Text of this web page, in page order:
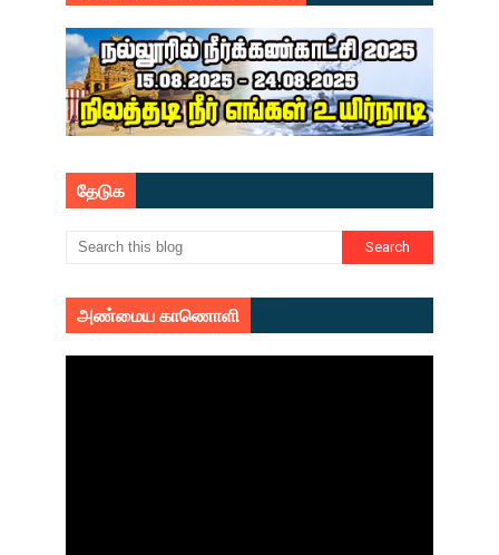
தேடுக
அண்மைய காணொளி